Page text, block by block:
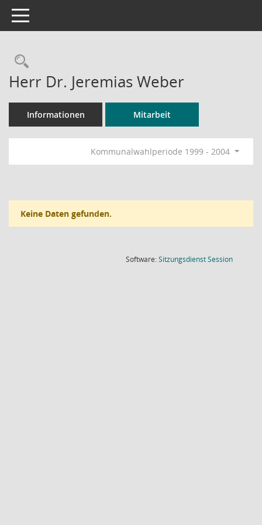
Toggle navigation
Rechercheauswahl
Herr Dr. Jeremias Weber
Informationen Mitarbeit
Kommunalwahlperiode 1999 - 2004
Keine Daten gefunden.
Software:SitzungsdienstSession(Wird in